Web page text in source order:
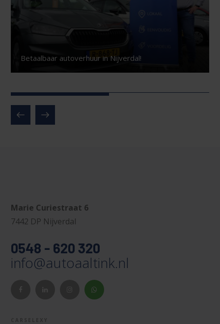
Betaalbaar autoverhuur in Nijverdal!
Marie Curiestraat 6
7442 DP Nijverdal
0548 - 620 320
info@autoaaltink.nl